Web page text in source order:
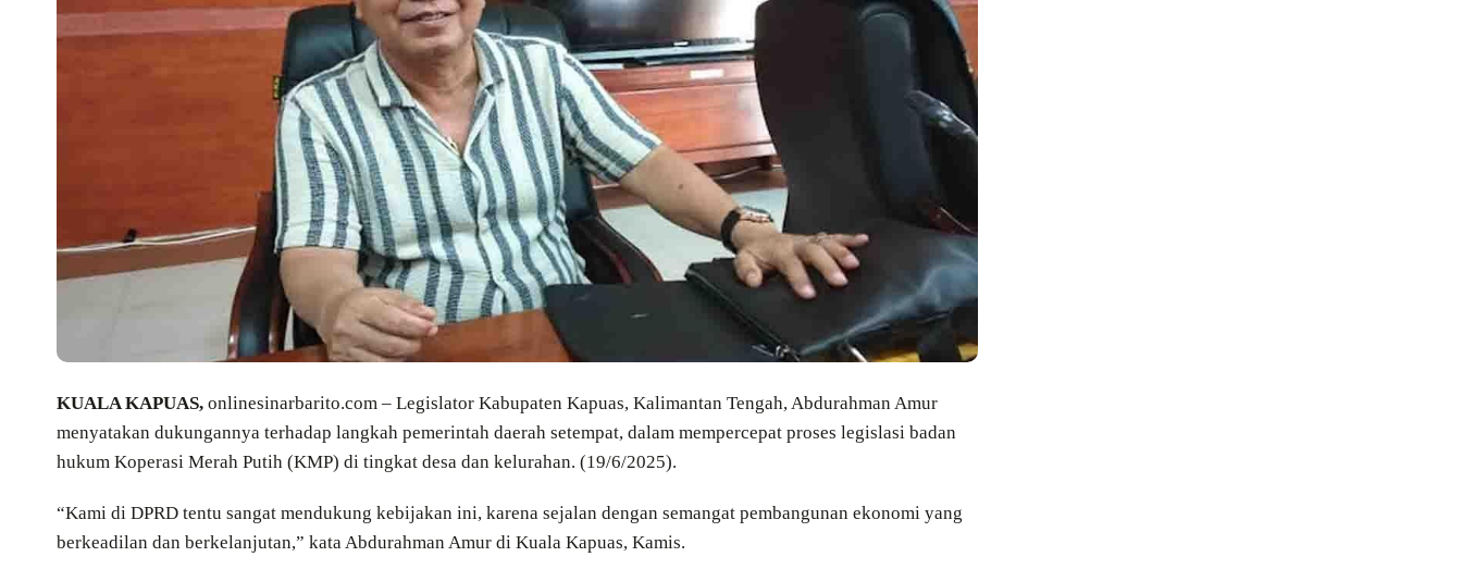
KUALA KAPUAS, onlinesinarbarito.com – Legislator Kabupaten Kapuas, Kalimantan Tengah, Abdurahman Amur
menyatakan dukungannya terhadap langkah pemerintah daerah setempat, dalam mempercepat proses legislasi badan
hukum Koperasi Merah Putih (KMP) di tingkat desa dan kelurahan. (19/6/2025).
“Kami di DPRD tentu sangat mendukung kebijakan ini, karena sejalan dengan semangat pembangunan ekonomi yang
berkeadilan dan berkelanjutan,” kata Abdurahman Amur di Kuala Kapuas, Kamis.